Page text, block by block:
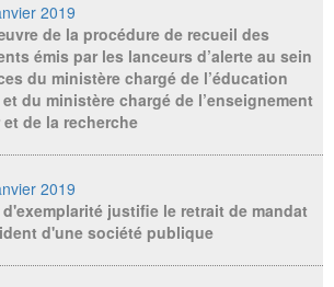
2019
de la procédure de recueil des
émis par les lanceurs d’alerte au sein
du ministère chargé de l’éducation
du ministère chargé de l’enseignement
de la recherche
2019
justifie le retrait de mandat
d'une société publique